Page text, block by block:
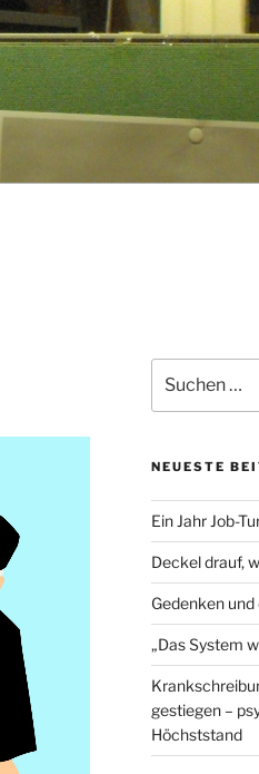
nach:
NEUESTE
Ein Jahr Job-
Deckel drauf,
Gedenken
„Das System
gestiegen –
Höchststand